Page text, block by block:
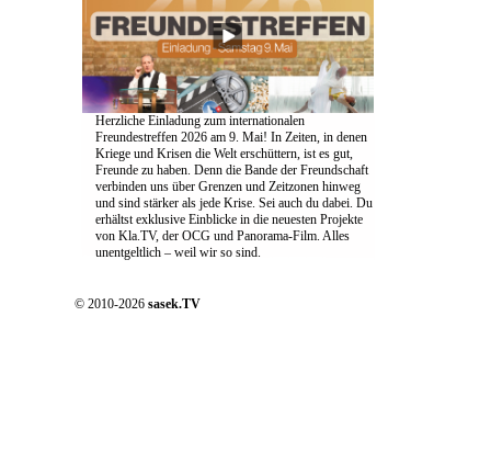
Herzliche Einladung zum internationalen
Freundestreffen 2026 am 9. Mai! In Zeiten, in denen
Kriege und Krisen die Welt erschüttern, ist es gut,
Freunde zu haben. Denn die Bande der Freundschaft
verbinden uns über Grenzen und Zeitzonen hinweg
und sind stärker als jede Krise. Sei auch du dabei. Du
erhältst exklusive Einblicke in die neuesten Projekte
von Kla.TV, der OCG und Panorama-Film. Alles
unentgeltlich – weil wir so sind.
© 2010-2026 sasek.TV